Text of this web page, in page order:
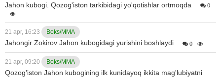
Jahon kubogi. Qozog'iston tarkibidagi yo'qotishlar ortmoqda 0
21 apr, 16:23 Boks/MMA
Jahongir Zokirov Jahon kubogidagi yurishini boshlaydi 0
21 apr, 09:20 Boks/MMA
Qozog'iston Jahon kubogining ilk kunidayoq ikkita mag'lubiyatni